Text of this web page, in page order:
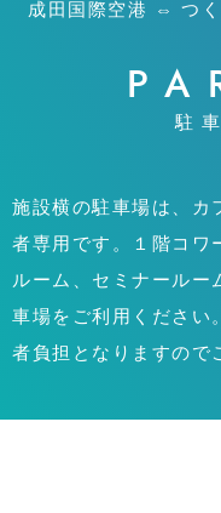
成田国際空港 ⇔ つ
駐
施設横の駐車場は、カ
者専用です。１階コワ
ルーム、セミナールー
車場をご利用くださ
者負担となりますので